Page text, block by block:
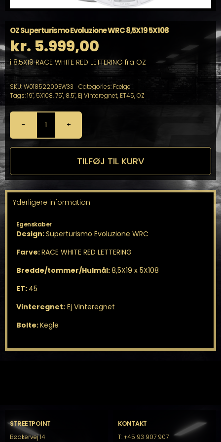
OZ Superturismo Evoluzione WRC 8,5X19 5X108
kr. 5.999,00
i 8,5X19 RACE WHITE RED LETTERING fra OZ
SKU:W01852200EW33 Categories: Fælge
Tags:19", 5X108,75", 8.5", Ej Vinteregnet, ET45,OZ
OZ
Superturismo
Evoluzione
5X108
TILFØJ TIL KURV
Yderligere information
Egenskaber
Design:Superturismo Evoluzione WRC
Farve:RACE WHITE RED LETTERING
Bredde/tommer/Hulmål:8,5X19 x 5X108
ET: 45
Vinteregnet:Ej Vinteregnet
Bolte:Kegle
STREETPOINT
Bødkervej 14
KONTAKT
T: +45 93 907 907